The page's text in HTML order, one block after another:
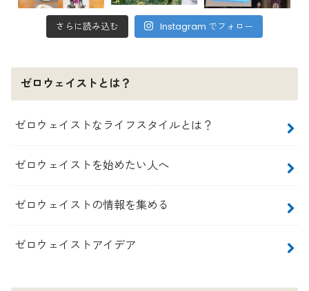
さらに読み込む Instagram でフォロー
ゼロウェイストとは？
ゼロウェイストなライフスタイルとは？
ゼロウェイストを始めたい人へ
ゼロウェイストの情報を集める
ゼロウェイストアイデア